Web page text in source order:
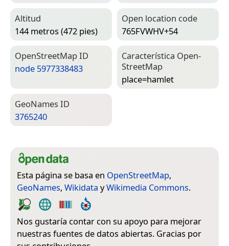
Altitud
144 metros (472 pies)
Open location code
765FVWHV+54
Open­Street­Map ID
node 5977338483
Característica Open­
Street­Map
place=­hamlet
Geo­Names ID
3765240
Esta página se basa en OpenStreetMap,
GeoNames, Wikidata yWikimedia Commons.
Nos gustaría contar con su apoyo para mejorar
nuestras fuentes de datos abiertas. Gracias por